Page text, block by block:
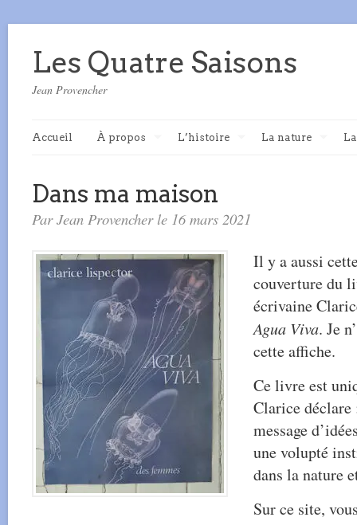
Les Quatre Saisons
Jean Provencher
Accueil À propos L’histoire La nature
Dans ma maison
Par Jean Provencher le 16 mars 2021
Il y a aussi
couverture du
écrivaine
Agua Viva. Je
cette affiche.
Ce livre est
Clarice déclare
message
une volupté
dans la nature
Sur ce site,